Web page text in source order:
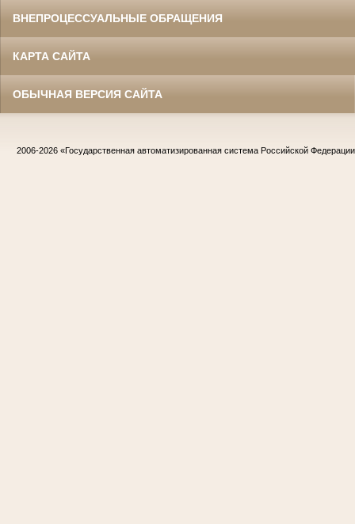
ВНЕПРОЦЕССУАЛЬНЫЕ ОБРАЩЕНИЯ
КАРТА САЙТА
ОБЫЧНАЯ ВЕРСИЯ САЙТА
2006-2026 «Государственная автоматизированная система Российской